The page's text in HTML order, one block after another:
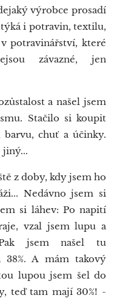
výrobce prosadí
i potravin, textilu,
potravinářství, které
závazné, jen
a našel jsem
Stačilo si koupit
chuť a účinky.
jiný...
z doby, kdy jsem ho
Nedávno jsem si
si láhev: Po napití
vzal jsem lupu a
jsem našel tu
38%. A mám takový
lupou jsem šel do
teď tam mají 30%! -